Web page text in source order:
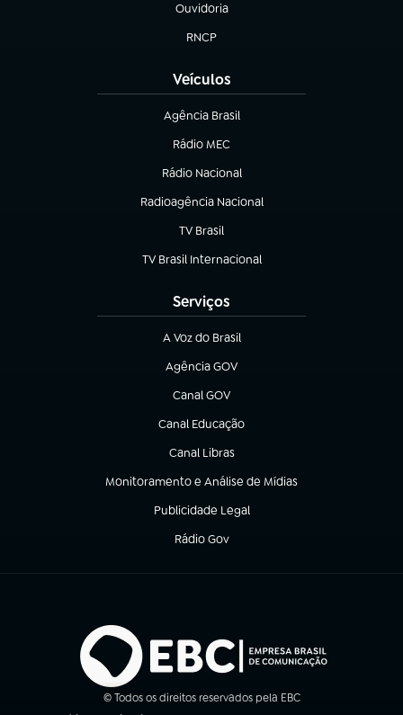
Ouvidoria
(abre em nova aba)
RNCP
(abre em nova aba)
Veículos
Agência Brasil
(abre em nova aba)
Rádio MEC
Rádio Nacional
(abre em nova aba)
Radioagência Nacional
(abre em nova aba)
TV Brasil
(abre em nova aba)
TV Brasil Internacional
(abre em nova aba)
Serviços
A Voz do Brasil
(abre em nova aba)
Agência GOV
(abre em nova aba)
Canal GOV
(abre em nova aba)
Canal Educação
(abre em nova aba)
Canal Libras
(abre em nova aba)
Monitoramento e Análise de Mídias
(abre em nova aba)
Publicidade Legal
(abre em nova aba)
Rádio Gov
(abre em nova aba)
© Todos os direitos reservados pela EBC